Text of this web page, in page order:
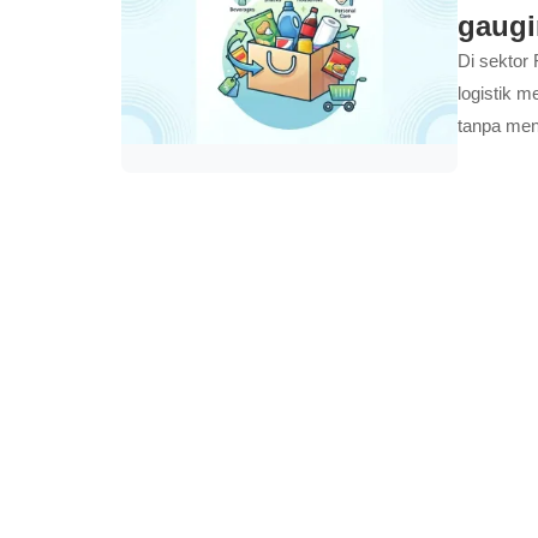
Di sektor
logistik
tanpa